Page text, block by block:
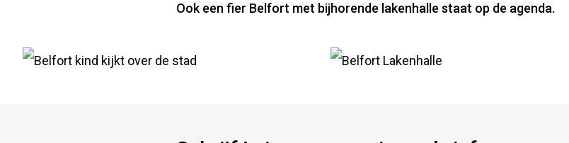
Ook een fier Belfort met bijhorende lakenhalle staat op de agenda.
Info